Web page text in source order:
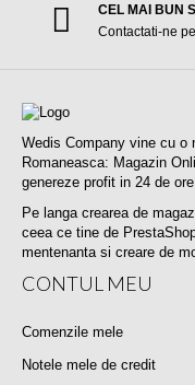
CEL MAI BUN
Contactati-ne
Wedis Company vine cu o
Romaneasca: Magazin
genereze profit in 24 de ore.
Pe langa crearea de
ceea ce tine de
mentenanta si creare de
CONTUL MEU
Comenzile mele
Notele mele de credit